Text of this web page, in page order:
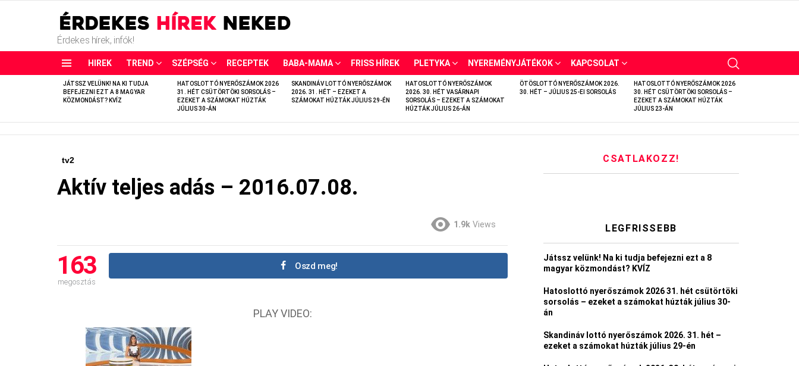
Érdekes hírek, infók!
HIREK TREND SZÉPSÉG RECEPTEK BABA-MAMA FRISS HÍREK PLETYKA NYEREMÉNYJÁTÉKOK KAPCSOLAT
LATEST
STORIES
JÁTSSZ VELÜNK! NA KI TUDJA
BEFEJEZNI EZT A 8 MAGYAR
KÖZMONDÁST? KVÍZ
HATOSLOTTÓ NYERŐSZÁMOK 2026
31. HÉT CSÜTÖRTÖKI SORSOLÁS –
EZEKET A SZÁMOKAT HÚZTÁK
JÚLIUS 30-ÁN
SKANDINÁV LOTTÓ NYERŐSZÁMOK
2026. 31. HÉT – EZEKET A
SZÁMOKAT HÚZTÁK JÚLIUS 29-ÉN
HATOSLOTTÓ NYERŐSZÁMOK
2026. 30. HÉT VASÁRNAPI
SORSOLÁS – EZEKET A SZÁMOKAT
HÚZTÁK JÚLIUS 26-ÁN
ÖTÖSLOTTÓ NYERŐSZÁMOK 2026.
30. HÉT – JÚLIUS 25-EI SORSOLÁS
HATOSLOTTÓ NYERŐSZÁMOK 2026
30. HÉT CSÜTÖRTÖKI SORSOLÁS –
EZEKET A SZÁMOKAT HÚZTÁK
JÚLIUS 23-ÁN
tv2
Aktív teljes adás – 2016.07.08.
1.9k Views
163
megosztás
Oszd meg!
PLAY VIDEO:
CSATLAKOZZ!
LEGFRISSEBB
Játssz velünk! Na ki tudja befejezni ezt a 8
magyar közmondást? KVÍZ
Hatoslottó nyerőszámok 2026 31. hét csütörtöki
sorsolás – ezeket a számokat húzták július 30-
án
Skandináv lottó nyerőszámok 2026. 31. hét –
ezeket a számokat húzták július 29-én